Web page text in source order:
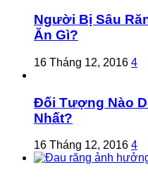
Người Bị Sâu
Ăn Gì?
16 Tháng 12, 2016 4
Đối Tượng Nào
Nhất?
16 Tháng 12, 2016 4